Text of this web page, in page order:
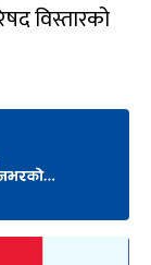
विस्तारको